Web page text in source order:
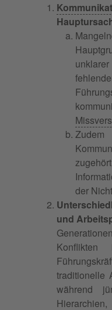
der
und
traditionelle
während